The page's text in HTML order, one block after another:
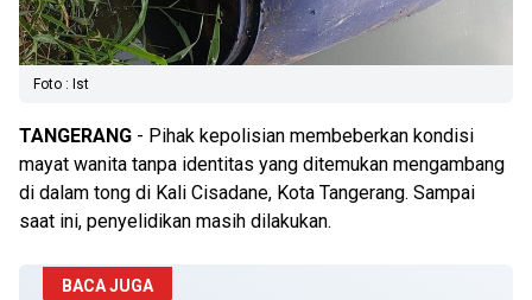
Foto : Ist
TANGERANG - Pihak kepolisian membeberkan kondisi
mayat wanita tanpa identitas yang ditemukan mengambang
di dalam tong di Kali Cisadane, Kota Tangerang. Sampai
saat ini, penyelidikan masih dilakukan.
BACA JUGA